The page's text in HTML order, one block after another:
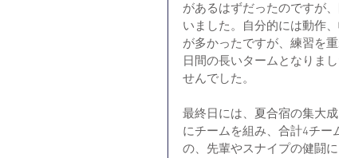
があるはずだったのですが
いました。自分的には動作
が多かったですが、練習を
日間の長いタームとなりま
せんでした。
最終日には、夏合宿の集大
にチームを組み、合計4チ
の、先輩やスナイプの健闘